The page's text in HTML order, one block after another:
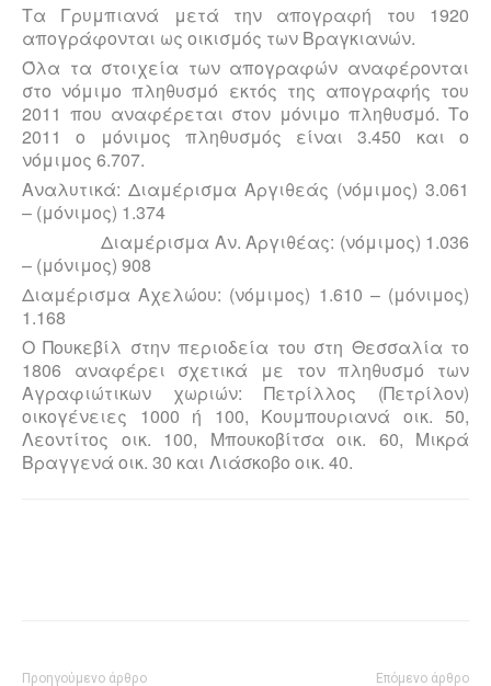
Τα Γρυμπιανά μετά την απογραφή του 1920
απογράφονται ως οικισμός των Βραγκιανών.
Όλα τα στοιχεία των απογραφών αναφέρονται
στο νόμιμο πληθυσμό εκτός της απογραφής του
2011 που αναφέρεται στον μόνιμο πληθυσμό. Το
2011 ο μόνιμος πληθυσμός είναι 3.450 και ο
νόμιμος 6.707.
Αναλυτικά: Διαμέρισμα Αργιθεάς (νόμιμος) 3.061
– (μόνιμος) 1.374
Διαμέρισμα Αν. Αργιθέας: (νόμιμος) 1.036
– (μόνιμος) 908
Διαμέρισμα Αχελώου: (νόμιμος) 1.610 – (μόνιμος)
1.168
Ο Πουκεβίλ στην περιοδεία του στη Θεσσαλία το
1806 αναφέρει σχετικά με τον πληθυσμό των
Αγραφιώτικων χωριών: Πετρίλλος (Πετρίλον)
οικογένειες 1000 ή 100, Κουμπουριανά οικ. 50,
Λεοντίτος οικ. 100, Μπουκοβίτσα οικ. 60, Μικρά
Βραγγενά οικ. 30 και Λιάσκοβο οικ. 40.
Προηγούμενο άρθρο Επόμενο άρθρο